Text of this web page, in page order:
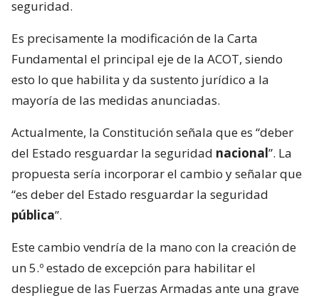
seguridad.
Es precisamente la modificación de la Carta
Fundamental el principal eje de la ACOT, siendo
esto lo que habilita y da sustento jurídico a la
mayoría de las medidas anunciadas.
Actualmente, la Constitución señala que es “deber
del Estado resguardar la seguridad nacional”. La
propuesta sería incorporar el cambio y señalar que
“es deber del Estado resguardar la seguridad
pública”.
Este cambio vendría de la mano con la creación de
un 5.º estado de excepción para habilitar el
despliegue de las Fuerzas Armadas ante una grave